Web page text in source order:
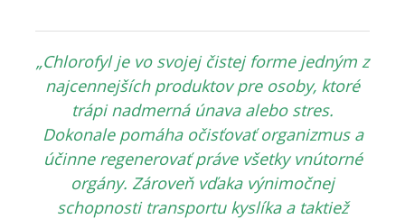
„Chlorofyl je vo svojej čistej forme jedným z
najcennejších produktov pre osoby, ktoré
trápi nadmerná únava alebo stres.
Dokonale pomáha očisťovať organizmus a
účinne regenerovať práve všetky vnútorné
orgány. Zároveň vďaka výnimočnej
schopnosti transportu kyslíka a taktiež